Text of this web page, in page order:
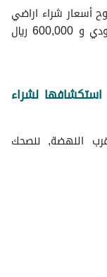
أسعار شراء اراضي
سكنية في النهضة بين 220,210 ريال سعودي و 600,000 ريال
لشراء
النهضة, ننصحك